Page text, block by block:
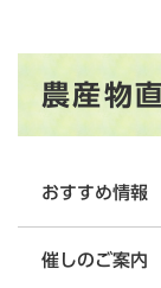
農産物
おすすめ情報
催しのご案内